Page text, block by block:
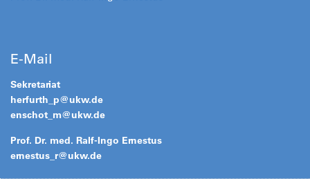
E-Mail
Sekretariat
herfurth_p@ukw.de
enschot_m@ukw.de
Prof. Dr. med. Ralf-Ingo Ernestus
ernestus_r@ukw.de